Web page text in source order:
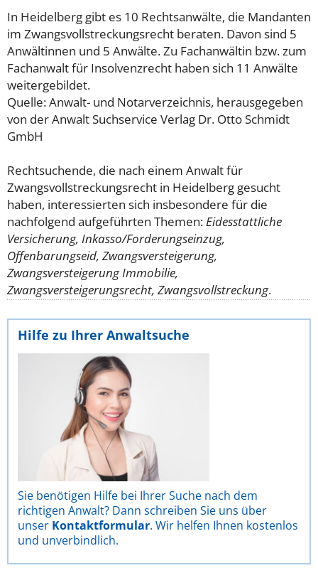
In Heidelberg gibt es 10 Rechtsanwälte, die Mandanten
im Zwangsvollstreckungsrecht beraten. Davon sind 5
Anwältinnen und 5 Anwälte. Zu Fachanwältin bzw. zum
Fachanwalt für Insolvenzrecht haben sich 11 Anwälte
weitergebildet.
Quelle: Anwalt- und Notarverzeichnis, herausgegeben
von der Anwalt Suchservice Verlag Dr. Otto Schmidt
GmbH
Rechtsuchende, die nach einem Anwalt für
Zwangsvollstreckungsrecht in Heidelberg gesucht
haben, interessierten sich insbesondere für die
nachfolgend aufgeführten Themen:Eidesstattliche
Versicherung, Inkasso/Forderungseinzug,
Offenbarungseid, Zwangsversteigerung,
Zwangsversteigerung Immobilie,
Zwangsversteigerungsrecht, Zwangsvollstreckung.
Hilfe zu Ihrer Anwaltsuche
Sie benötigen Hilfe bei Ihrer Suche nach dem
richtigen Anwalt? Dann schreiben Sie uns über
unser Kontaktformular. Wir helfen Ihnen kostenlos
und unverbindlich.